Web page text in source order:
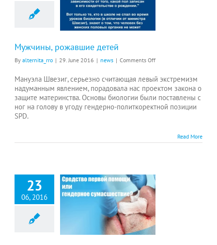
Мужчины, рожавшие детей
By alternita_rro | 29. June 2016 | news | Comments Offon
рожавшие
детей
Мануэла Швезиг, серьезно считающая левый экстремизм
надуманным явлением, порадовала нас проектом закона о
защите материнства. Основы биологии были поставлены с
ног на голову в угоду гендерно-политкоректной позиции
SPD.
Read More
23
06, 2016